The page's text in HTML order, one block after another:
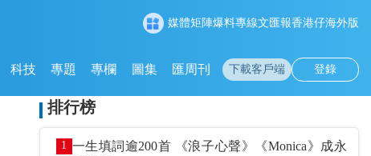
媒體矩陣爆料專線文匯報香港仔海外版
科技 專題 專欄 圖集 匯周刊 下載客戶端 登錄
排行榜
1 一生填詞逾200首 《浪子心聲》《Monica》成永